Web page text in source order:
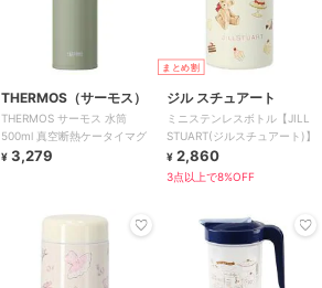
THERMOS（サーモス）
THERMOS サーモス 水筒
500ml 真空断熱ケータイマグ
¥ 3,279
まとめ割
ジル スチュアート
ミニステンレスボトル【JILL
STUART(ジルスチュアート)】
¥ 2,860
3点以上で8%OFF